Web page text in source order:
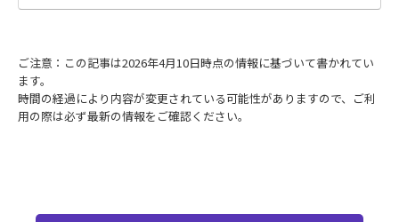
ご注意：この記事は2026年4月10日時点の情報に基づいて書かれてい
ます。
時間の経過により内容が変更されている可能性がありますので、ご利
用の際は必ず最新の情報をご確認ください。